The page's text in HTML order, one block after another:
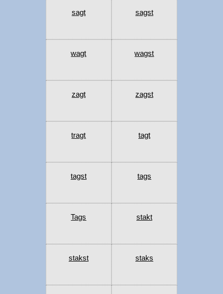
sagt sagst
wagt wagst
zagt zagst
tragt tagt
tagst tags
Tags stakt
stakst staks